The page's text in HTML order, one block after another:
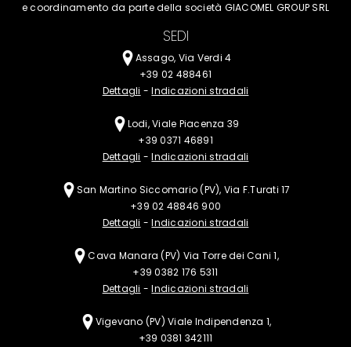
e coordinamento da parte della società GIACOMEL GROUP SRL
SEDI
Assago, Via Verdi 4
+39 02 488461
Dettagli -Indicazioni stradali
Lodi, Viale Piacenza 39
+39 0371 46891
Dettagli -Indicazioni stradali
San Martino Siccomario (PV), Via F.Turati 17
+39 02 48846 900
Dettagli -Indicazioni stradali
Cava Manara (PV) Via Torre dei Cani 1,
+39 0382 176 5311
Dettagli -Indicazioni stradali
Vigevano (PV) Viale Indipendenza 1,
+39 0381 342111